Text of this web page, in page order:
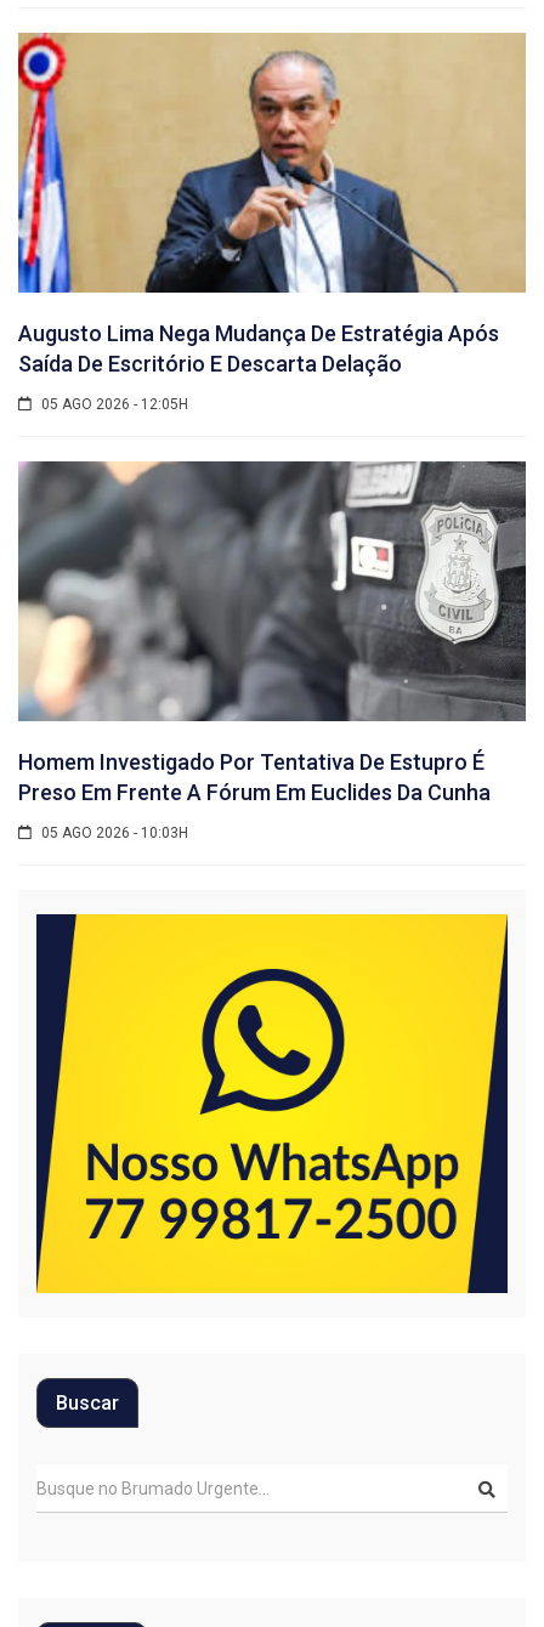
Augusto Lima Nega Mudança De Estratégia Após
Saída De Escritório E Descarta Delação
05 AGO 2026 - 12:05H
Homem Investigado Por Tentativa De Estupro É
Preso Em Frente A Fórum Em Euclides Da Cunha
05 AGO 2026 - 10:03H
Buscar